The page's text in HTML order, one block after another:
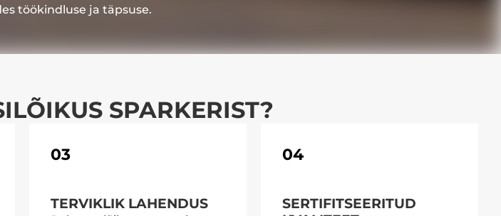
töökindluse ja täpsuse.
SPARKERIST?
03
TERVIKLIK LAHENDUS
04
SERTIFITSEERITUD